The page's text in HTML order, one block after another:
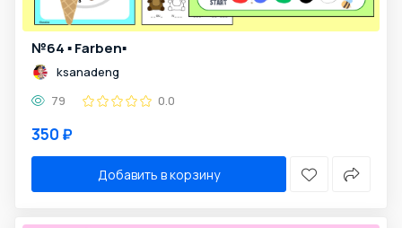
№64 ▪️ Farben▪️
ksanadeng
79
0.0
350 ₽
Добавить в корзину